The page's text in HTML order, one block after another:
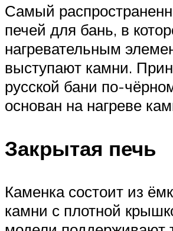
Самый
печей для бань, в
нагревательным
выступают камни.
русской бани по-
основан на нагреве
Закрытая печь
Каменка состоит из
камни с плотной